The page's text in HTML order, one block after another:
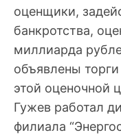
оценщики,
банкротства,
миллиарда
объявлены
этой оценочной
Гужев работал
филиала